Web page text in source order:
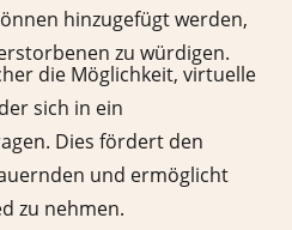
hinzugefügt werden,
zu würdigen.
die Möglichkeit, virtuelle
sich in ein
Dies fördert den
und ermöglicht
zu nehmen.